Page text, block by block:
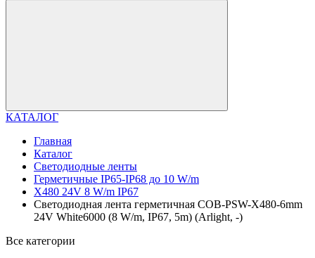
КАТАЛОГ
Главная
Каталог
Светодиодные ленты
Герметичные IP65-IP68 до 10 W/m
X480 24V 8 W/m IP67
Светодиодная лента герметичная COB-PSW-X480-6mm
24V White6000 (8 W/m, IP67, 5m) (Arlight, -)
Все категории